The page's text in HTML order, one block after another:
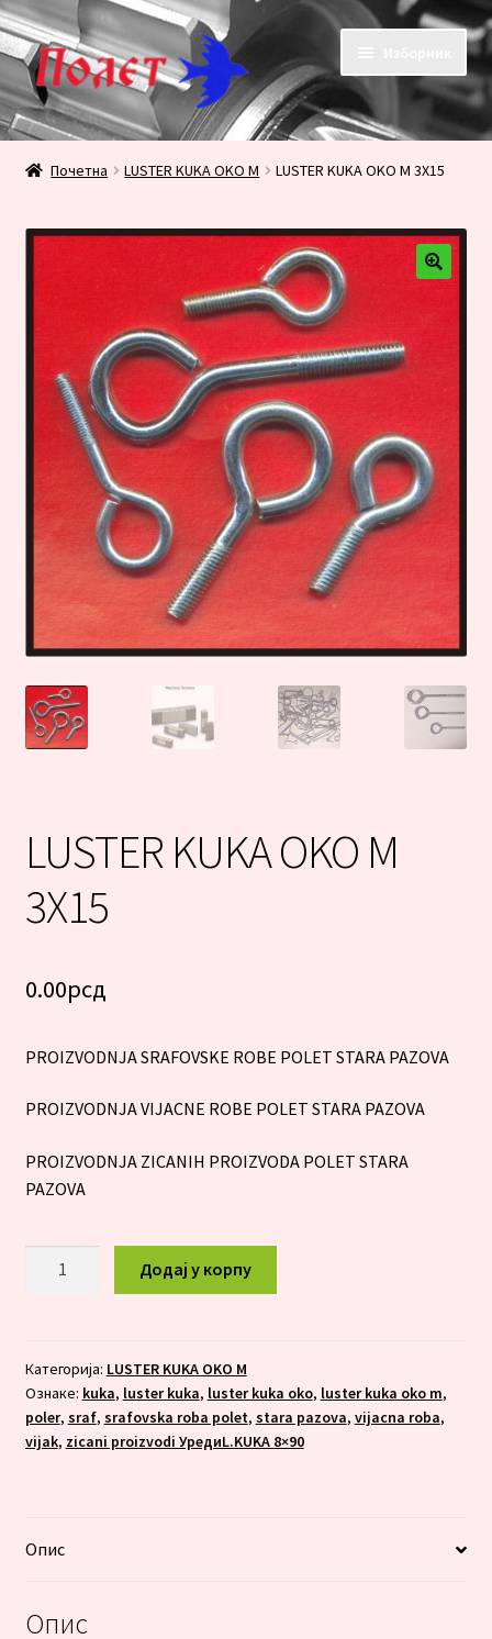
Прескочи
на
навигацију
Скочи
на
садржај
Почетак
Плаћање
Почетна LUSTER KUKA OKO M LUSTER KUKA OKO M 3X15
LUSTER KUKA OKO M
3X15
0.00рсд
PROIZVODNJA SRAFOVSKE ROBE POLET STARA PAZOVA
PROIZVODNJA VIJACNE ROBE POLET STARA PAZOVA
PROIZVODNJA ZICANIH PROIZVODA POLET STARA
PAZOVA
3X15
количина
Додај у корпу
Категорија: LUSTER KUKA OKO M
Ознаке: kuka, luster kuka, luster kuka oko, luster kuka oko m,
poler, sraf, srafovska roba polet, stara pazova, vijacna roba,
vijak, zicani proizvodi УредиL.KUKA 8×90
Опис
Опис